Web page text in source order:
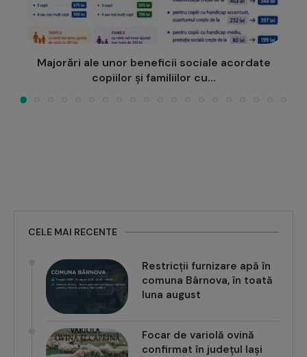
Cum arată o caravană de sănătate… prin ochii
copiilor?
CELE MAI RECENTE
Restricții furnizare apă în
comuna Bârnova, în toată
luna august
Focar de variolă ovină
confirmat în județul Iași